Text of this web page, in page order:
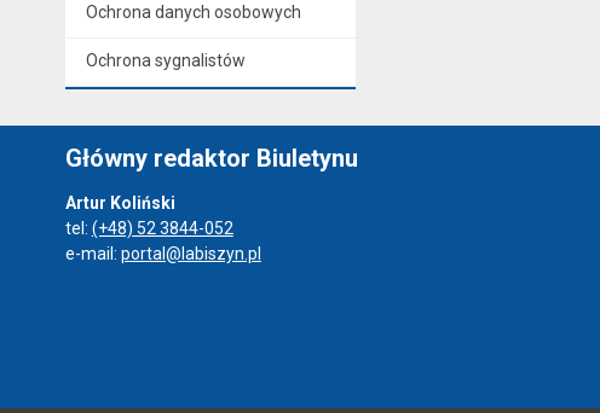
Ochrona danych osobowych
Ochrona sygnalistów
Główny redaktor Biuletynu
Artur Koliński
tel: (+48) 52 3844-052
e-mail: portal@labiszyn.pl